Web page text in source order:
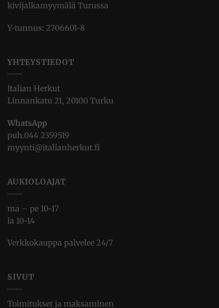
kivijalkamyymälä Turussa
Y-tunnus: 2706601-8
YHTEYSTIEDOT
Italian Herkut
Linnankatu 21, 20100 Turku
WhatsApp
puh.044 2359519
myynti@italianherkut.fi
AUKIOLOAJAT
ma – pe 10-17
la 10-14
Verkkokauppa palvelee 24/7
SIVUT
Toimitukset ja maksaminen